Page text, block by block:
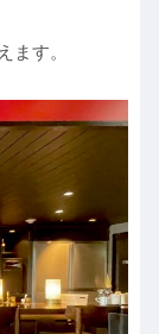
ます。